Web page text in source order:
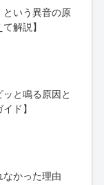
という異音の原
解説】
と鳴る原因と
ド】
なかった理由